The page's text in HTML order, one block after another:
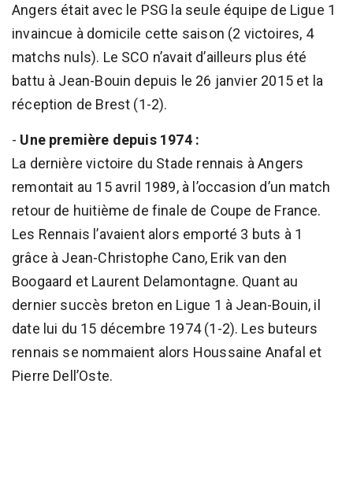
Angers était avec le PSG la seule équipe de Ligue 1
invaincue à domicile cette saison (2 victoires, 4
matchs nuls). Le SCO n’avait d’ailleurs plus été
battu à Jean-Bouin depuis le 26 janvier 2015 et la
réception de Brest (1-2).
- Une première depuis 1974 :
La dernière victoire du Stade rennais à Angers
remontait au 15 avril 1989, à l’occasion d’un match
retour de huitième de finale de Coupe de France.
Les Rennais l’avaient alors emporté 3 buts à 1
grâce à Jean-Christophe Cano, Erik van den
Boogaard et Laurent Delamontagne. Quant au
dernier succès breton en Ligue 1 à Jean-Bouin, il
date lui du 15 décembre 1974 (1-2). Les buteurs
rennais se nommaient alors Houssaine Anafal et
Pierre Dell’Oste.